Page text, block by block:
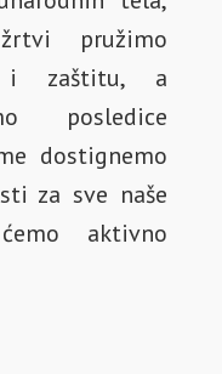
pružimo
i zaštitu, a
posledice
dostignemo
za sve naše
aktivno